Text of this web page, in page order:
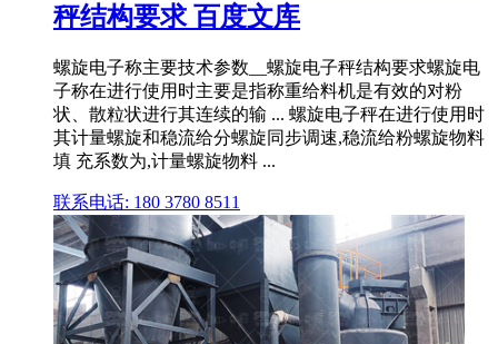
秤结构要求 百度文库
螺旋电子称主要技术参数__螺旋电子秤结构要求螺旋电
子称在进行使用时主要是指称重给料机是有效的对粉
状、散粒状进行其连续的输 ... 螺旋电子秤在进行使用时
其计量螺旋和稳流给分螺旋同步调速,稳流给粉螺旋物料
填 充系数为,计量螺旋物料 ...
联系电话: 180 3780 8511